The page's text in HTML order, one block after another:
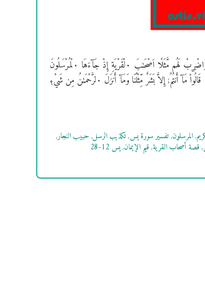
سورة يس الآيات 12-28، قصة أصحاب القرية النص القرآني: قال الله تعالى: وَاضْرۣبْ لَهُم مَّثَلٗا اَصْحَـٰبَ ۰لْقَرْيَةِ إِذْ جَآءَهَا ۰لْمُرْسَلُونَ
(12) إِذَ اَرْسَلْنَآ إِلَيْهِمُ èثْنَيْنِ فَكَذَّبُوهُمَا فَعَزَّزْنَا بِثَالِثٍ فَقَالُوٓاْ إِنَّـآ إِلَيْكُم مُّرْسَلُونَؐ (13) قَالُواْ مَآ أَنتُمُ; إِلاَّ بَشَرٌ مِّثْلُنَا وَمَآ أَنزَلَ ۰لرَّحْمَـٰنُ مِن شَيْءٖ
,المرسلون,تفسير سورة يس,تكذيب الرسل,حبيب النجار,
,قصة أصحاب القرية,قيم الإيمان,يس 12-28